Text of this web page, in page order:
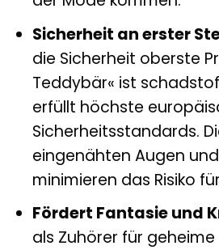
Sicherheit an erster
die Sicherheit oberste
Teddybär« ist
erfüllt höchste
Sicherheitsstandards.
eingenähten Augen
minimieren das Risiko
Fördert Fantasie und
als Zuhörer für